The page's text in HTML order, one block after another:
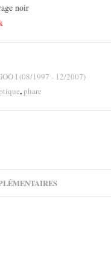
noir
I (08/1997 - 12/2007)
,phare